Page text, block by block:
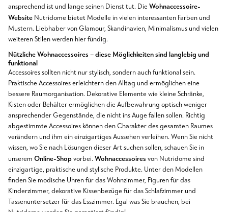
ansprechend ist und lange seinen Dienst tut. Die Wohnaccessoire-
Website Nutridome bietet Modelle in vielen interessanten Farben und
Mustern. Liebhaber von Glamour, Skandinavien, Minimalismus und vielen
weiteren Stilen werden hier fündig.
Nützliche Wohnaccessoires – diese Möglichkeiten sind langlebig und
funktional
Accessoires sollten nicht nur stylisch, sondern auch funktional sein.
Praktische Accessoires erleichtern den Alltag und ermöglichen eine
bessere Raumorganisation. Dekorative Elemente wie kleine Schränke,
Kisten oder Behälter ermöglichen die Aufbewahrung optisch weniger
ansprechender Gegenstände, die nicht ins Auge fallen sollen. Richtig
abgestimmte Accessoires können den Charakter des gesamten Raumes
verändern und ihm ein einzigartiges Aussehen verleihen. Wenn Sie nicht
wissen, wo Sie nach Lösungen dieser Art suchen sollen, schauen Sie in
unserem Online-Shop vorbei. Wohnaccessoires von Nutridome sind
einzigartige, praktische und stylische Produkte. Unter den Modellen
finden Sie modische Uhren für das Wohnzimmer, Figuren für das
Kinderzimmer, dekorative Kissenbezüge für das Schlafzimmer und
Tassenuntersetzer für das Esszimmer. Egal was Sie brauchen, bei